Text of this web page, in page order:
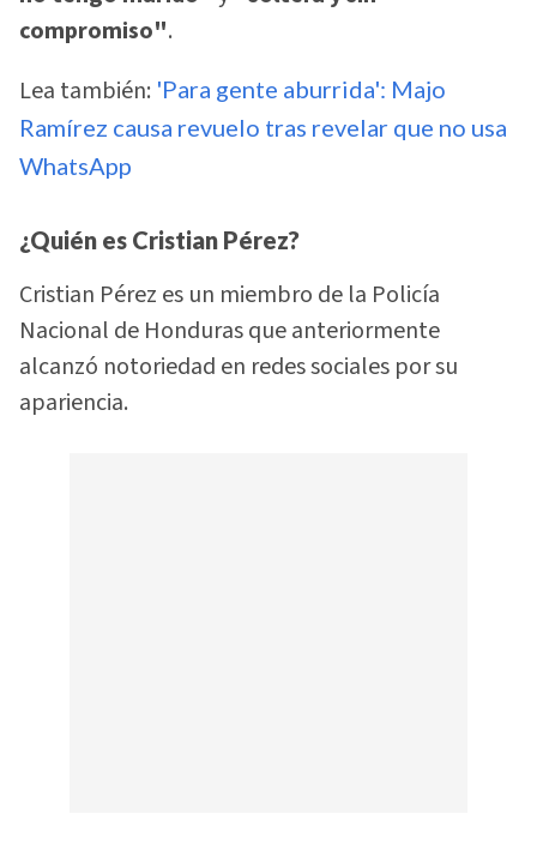
compromiso".
Lea también: 'Para gente aburrida': Majo
Ramírez causa revuelo tras revelar que no usa
WhatsApp
¿Quién es Cristian Pérez?
Cristian Pérez es un miembro de la Policía
Nacional de Honduras que anteriormente
alcanzó notoriedad en redes sociales por su
apariencia.